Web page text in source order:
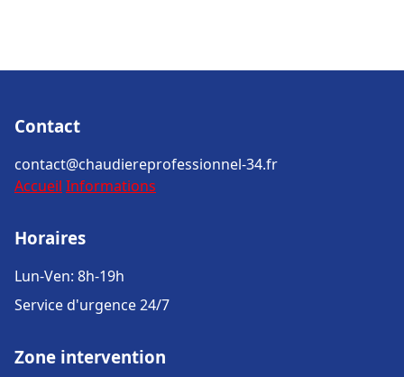
Contact
contact@chaudiereprofessionnel-34.fr
Accueil Informations
Horaires
Lun-Ven: 8h-19h
Service d'urgence 24/7
Zone intervention